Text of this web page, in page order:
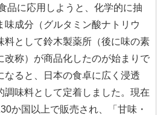
品に応用しようと、化学的に抽
味成分（グルタミン酸ナトリウ
料として鈴木製薬所（後に味の素
改称）が商品化したのが始まりで
なると、日本の食卓に広く浸透
調味料として定着しました。現在
か国以上で販売され、「甘味・